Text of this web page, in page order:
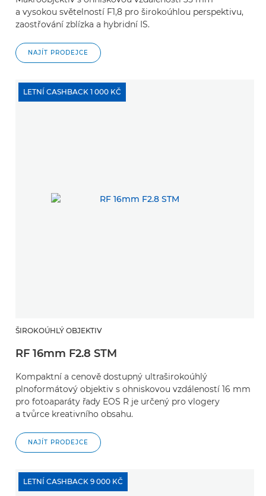
a vysokou světelností F1,8 pro širokoúhlou perspektivu,
zaostřování zblízka a hybridní IS.
NAJÍT PRODEJCE
LETNÍ CASHBACK 1 000 KČ
ŠIROKOÚHLÝ OBJEKTIV
RF 16mm F2.8 STM
Kompaktní a cenově dostupný ultraširokoúhlý
plnoformátový objektiv s ohniskovou vzdáleností 16 mm
pro fotoaparáty řady EOS R je určený pro vlogery
a tvůrce kreativního obsahu.
NAJÍT PRODEJCE
LETNÍ CASHBACK 9 000 KČ